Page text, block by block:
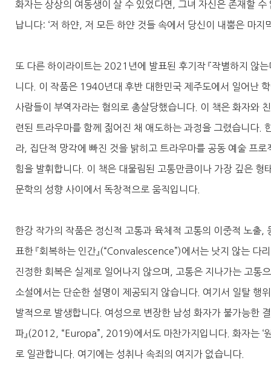
화자는 상상의 여동생이 살 수 있었다면, 그녀 자신은 존재할
납니다: ‘저 하얀, 저 모든 하얀 것들 속에서 당신이 내뿜은 마지
또 다른 하이라이트는 2021년에 발표된 후기작 『작별하지 않
니다. 이 작품은 1940년대 후반 대한민국 제주도에서 일어난
사람들이 부역자라는 혐의로 총살당했습니다. 이 책은 화자와
련된 트라우마를 함께 짊어진 채 애도하는 과정을 그렸습니다.
라, 집단적 망각에 빠진 것을 밝히고 트라우마를 공동 예술 프
힘을 발휘합니다. 이 책은 대물림된 고통만큼이나 가장 깊은
문학의 성향 사이에서 독창적으로 움직입니다.
한강 작가의 작품은 정신적 고통과 육체적 고통의 이중적 노
표한 『회복하는 인간』(“Convalescence”)에서는 낫지 않는
진정한 회복은 실제로 일어나지 않으며, 고통은 지나가는 고통
소설에서는 단순한 설명이 제공되지 않습니다. 여기서 일탈 행
발적으로 발생합니다. 여성으로 변장한 남성 화자가 불가능한
파』(2012, “Europa”, 2019)에서도 마찬가지입니다. 화자는 ‘
로 일관합니다. 여기에는 성취나 속죄의 여지가 없습니다.